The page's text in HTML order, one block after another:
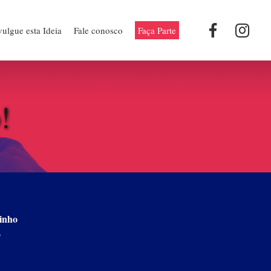
esta Ideia Fale conosco Faça Parte